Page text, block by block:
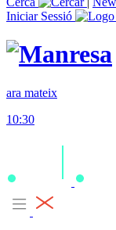
Iniciar Sessió
ara mateix
10:30